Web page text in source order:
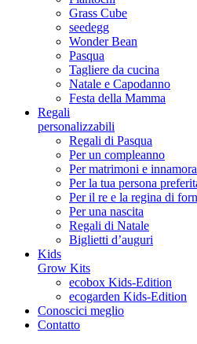
Grass Cube
seedegg
Wonder Bean
Pasqua
Tagliere da cucina
Natale e Capodanno
Festa della Mamma
Regali
personalizzabili
Regali di Pasqua
Per un compleanno
Per matrimoni e
Per la tua persona
Per il re e la regina di
Per una nascita
Regali di Natale
Biglietti d’auguri
Kids
Grow Kits
ecobox Kids-Edition
ecogarden Kids-Edition
Conoscici meglio
Contatto